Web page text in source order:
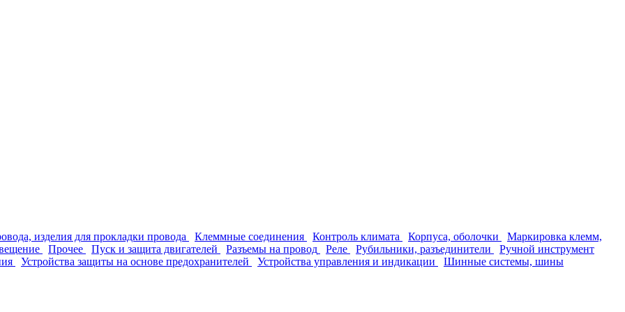
изделия для прокладки провода Клеммные соединения Контроль климата Корпуса, оболочки
Маркировка клемм,
Прочее Пуск и защита двигателей Разъемы на провод Реле Рубильники, разъединители
Ручной инструмент
Устройства защиты на основе предохранителей Устройства управления и индикации
Шинные системы, шины